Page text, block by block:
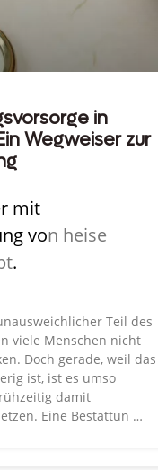
in
Wegweiser zur
mit
von heise
.
Teil des
viele Menschen nicht
Doch gerade, weil das
ist, ist es umso
damit
Eine Bestattun …